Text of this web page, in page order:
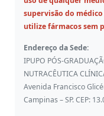
supervisão do
utilize fármacos sem
Endereço da Sede:
IPUPO PÓS-
NUTRACÊUTICA
Avenida Francisco
Campinas – SP. CEP: